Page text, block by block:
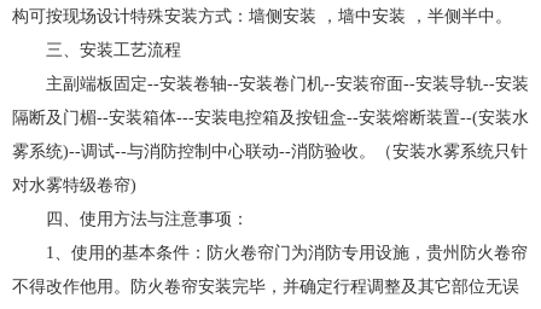
构可按现场设计特殊安装方式：墙侧安装 ，墙中安装 ，半侧半中。
三、安装工艺流程
主副端板固定--安装卷轴--安装卷门机--安装帘面--安装导轨--安装
隔断及门楣--安装箱体---安装电控箱及按钮盒--安装熔断装置--(安装水
雾系统)--调试--与消防控制中心联动--消防验收。（安装水雾系统只针
对水雾特级卷帘)
四、使用方法与注意事项：
1、使用的基本条件：防火卷帘门为消防专用设施，贵州防火卷帘
不得改作他用。防火卷帘安装完毕，并确定行程调整及其它部位无误